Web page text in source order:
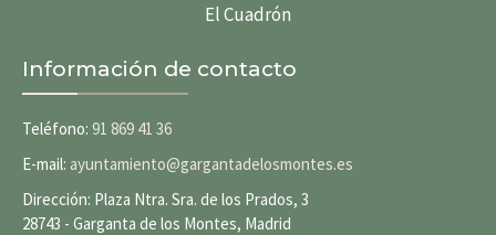
El Cuadrón
Información de contacto
Teléfono: 91 869 41 36
E-mail: ayuntamiento@gargantadelosmontes.es
Dirección: Plaza Ntra. Sra. de los Prados, 3
28743 - Garganta de los Montes, Madrid